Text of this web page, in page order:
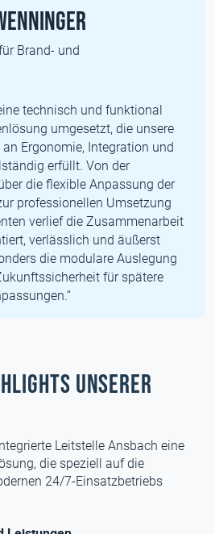
Brand- und
technisch und funktional
umgesetzt, die unsere
Ergonomie, Integration und
erfüllt. Von der
die flexible Anpassung der
professionellen Umsetzung
verlief die Zusammenarbeit
verlässlich und äußerst
die modulare Auslegung
für spätere
unserer
Leitstelle Ansbach eine
die speziell auf die
24/7-Einsatzbetriebs